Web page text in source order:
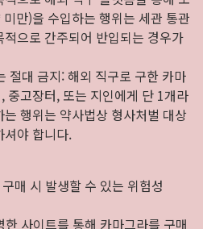
만)을 수입하는 행위는 세관 통관
으로 간주되어 반입되는 경우가
절대 금지: 해외 직구로 구한 카마
중고장터, 또는 지인에게 단 1개라
행위는 약사법상 형사처벌 대상
셔야 합니다.
매 시 발생할 수 있는 위험성
사이트를 통해 카마그라를 구매